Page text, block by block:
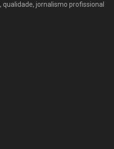
jornalismo profissional